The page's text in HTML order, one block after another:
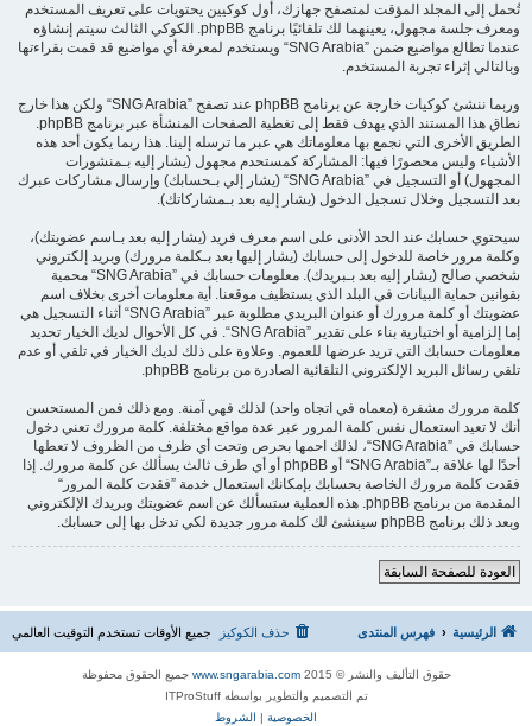
تُحمل إلى المجلد المؤقت لمتصفح جهازك، أول كوكيين يحتويات على تعريف المستخدم
ومعرف جلسة مجهول، يعينهما لك تلقائيًا برنامج phpBB. الكوكي الثالث سيتم إنشاؤه
عندما تطالع مواضيع ضمن ”SNG Arabia“ ويستخدم لمعرفة أي مواضيع قد قمت بقراءتها
وبالتالي إثراء تجربة المستخدم.
وربما ننشئ كوكيات خارجة عن برنامج phpBB عند تصفح ”SNG Arabia“ ولكن هذا خارج
نطاق هذا المستند الذي يهدف فقط إلى تغطية الصفحات المنشأة عبر برنامج phpBB.
الطريق الأخرى التي نجمع بها معلوماتك هي عبر ما ترسله إلينا. هذا ربما يكون أحد هذه
الأشياء وليس محصورًا فيها: المشاركة كمستحدم مجهول (يشار إليه بـمنشورات
المجهول) أو التسجيل في ”SNG Arabia“ (يشار إلي بـحسابك) وإرسال مشاركات عبرك
بعد التسجيل وخلال تسجيل الدخول (يشار إليه بعد بـمشاركاتك).
سيحتوي حسابك عند الحد الأدنى على اسم معرف فريد (يشار إليه بعد بـاسم عضويتك)،
وكلمة مرور خاصة للدخول إلى حسابك (يشار إليها بعد بـكلمة مرورك) وبريد إلكتروني
شخصي صالح (يشار إليه بعد بـبريدك). معلومات حسابك في ”SNG Arabia“ محمية
بقوانين حماية البيانات في البلد الذي يستظيف موقعنا. أية معلومات أخرى بخلاف اسم
عضويتك أو كلمة مرورك أو عنوان البريدي مطلوبة عبر ”SNG Arabia“ أثناء التسجيل هي
إما إلزامية أو اختيارية بناء على تقدير ”SNG Arabia“. في كل الأحوال لديك الخيار تحديد
معلومات حسابك التي تريد عرضها للعموم. وعلاوة على ذلك لديك الخيار في تلقي أو عدم
تلقي رسائل البريد الإلكتروني التلقائية الصادرة من برنامج phpBB.
كلمة مرورك مشفرة (معماه في اتجاه واحد) لذلك فهي آمنة. ومع ذلك فمن المستحسن
أنك لا تعيد استعمال نفس كلمة المرور عبر عدة مواقع مختلفة. كلمة مرورك تعني دخول
حسابك في ”SNG Arabia“، لذلك احمها بحرص وتحت أي ظرف من الظروف لا تعطها
أحدًا لها علاقة بـ”SNG Arabia“ أو phpBB أو أي طرف ثالث يسألك عن كلمة مرورك. إذا
فقدت كلمة مرورك الخاصة بحسابك بإمكانك استعمال خدمة ”فقدت كلمة المرور“
المقدمة من برنامج phpBB. هذه العملية ستسألك عن اسم عضويتك وبريدك الإلكتروني
وبعد ذلك برنامج phpBB سينشئ لك كلمة مرور جديدة لكي تدخل بها إلى حسابك.
العودة للصفحة السابقة
الرئيسية فهرس المنتدى جميع الأوقات تستخدم التوقيت العالمي حذف الكوكيز
حقوق التأليف والنشر © 2015 www.sngarabia.com جميع الحقوق محفوظة
تم التصميم والتطوير بواسطه ITProStuff
الخصوصية | الشروط